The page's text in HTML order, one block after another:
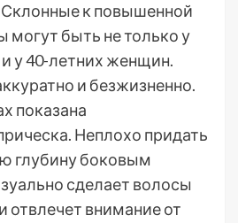
к повышенной
могут быть не только у
у 40-летних женщин.
и безжизненно.
показана
Неплохо придать
глубину боковым
сделает волосы
внимание от